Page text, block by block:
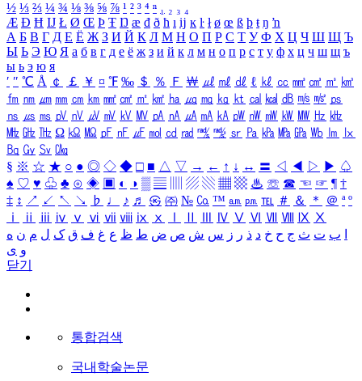
½ ⅓ ⅔ ¼ ¾ ⅛ ⅜ ⅝ ⅞ ¹ ² ³ ⁴ ⁿ ₁ ₂ ₃ ₄
Æ Ð Ħ Ĳ Ł Ø Œ Þ Ŧ Ŋ æ đ ð ħ ı ĳ ĸ ŀ ł ø œ ß þ ŧ ŋ ŉ
А Б В Г Д Е Ё Ж З И Й К Л М Н О П Р С Т У Ф Х Ц Ч Ш Щ Ъ
Ы Ь Э Ю Я а б в г д е ё ж з и й к л м н о п р с т у ф х ц ч ш щ ъ
ы ь э ю я
′ ″ ℃ Å ￠ ￡ ￥ ¤ ℉ ‰ ＄ ％ Ｆ ￦ ㎕ ㎖ ㎗ ℓ ㎘ ㏄ ㎣ ㎤ ㎥ ㎦
㎙ ㎚ ㎛ ㎜ ㎝ ㎞ ㎟ ㎠ ㎡ ㎢ ㏊ ㎍ ㎎ ㎏ ㏏ ㎈ ㎉ ㏈ ㎧ ㎨ ㎰
㎱ ㎲ ㎳ ㎴ ㎵ ㎶ ㎷ ㎸ ㎹ ㎀ ㎁ ㎂ ㎃ ㎄ ㎺ ㎻ ㎽ ㎾ ㎿ ㎐ ㎑
㎒ ㎓ ㎔ Ω ㏀ ㏁ ㎊ ㎋ ㎌ ㏖ ㏅ ㎭ ㎮ ㎯ ㏛ ㎩ ㎪ ㎫ ㎬ ㏝ ㏐
㏓
㏃ ㏉ ㏜ ㏆
§ ※ ☆ ★ ○ ● ◎ ◇ ◆ □ ■ △ ▽ → ← ↑ ↓ ↔ 〓 ◁ ◀ ▷ ▶ ♤
♠ ♡ ♥ ♧ ♣ ⊙ ◈ ▣ ◐ ◑ ▒ ▤ ▨ ▧ ▦ ▩ ♨ ☏ ☎ ☜ ☞ ¶ †
‡ ↕ ↗ ↙ ↖ ↘ ♭ ♩ ♪ ♬ ㉿ ㈜ № ㏇ ™ ㏂ ㏘ ℡ ＃ ＆ ＊ ＠ ª º
ⅰ
ⅱ ⅲ ⅳ ⅴ ⅵ ⅶ ⅷ ⅸ ⅹ Ⅳ Ⅴ Ⅵ Ⅶ Ⅷ Ⅸ Ⅹ
ب ت ث ج ح خ د ذ ر ز س ش ص ض ط ظ ع غ ف ق ک ل م ن ه
و ی
닫기
통합검색
국내학술논문